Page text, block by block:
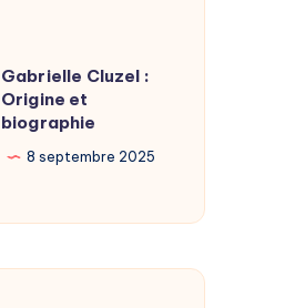
Gabrielle Cluzel :
Origine et
biographie
8 septembre 2025